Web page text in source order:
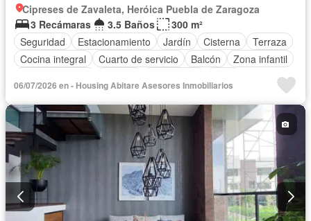
Cipreses de Zavaleta, Heróica Puebla de Zaragoza
3 Recámaras
3.5 Baños
300 m²
Seguridad
Estacionamiento Jardín Cisterna
Terraza
Cocina integral
Cuarto de servicio Balcón
Zona infantil
Cuarto de Limpieza
Gas natural
Recámara con closet
Caseta de vigilancia
Sin amueblar
06/07/2026 en - Housing Abitare Asesores Inmobiliarios